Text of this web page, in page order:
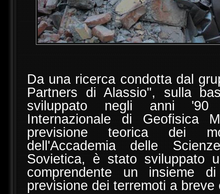
Da una ricerca condotta dal
Partners di Alassio", sulla
sviluppato negli anni '90
Internazionale di Geofisica
previsione teorica dei
dell'Accademia delle
Sovietica, è stato sviluppato
comprendente un insieme
previsione dei terremoti a breve